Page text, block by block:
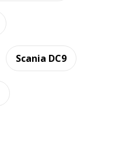
Scania DC9